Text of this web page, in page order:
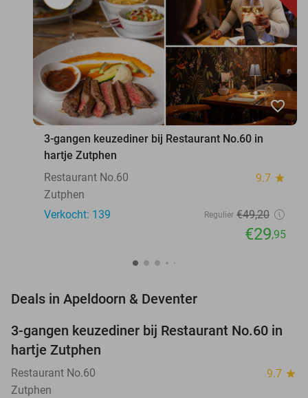
favorite_border
3-gangen keuzediner bij Restaurant No.60 in
hartje Zutphen
Restaurant No.60
9.7 star
Zutphen
Verkocht: 139
Regulier €49,20
€29,95
Deals in Apeldoorn & Deventer
39%
3-gangen keuzediner bij Restaurant No.60 in
hartje Zutphen
Restaurant No.60 9.7 star
Zutphen